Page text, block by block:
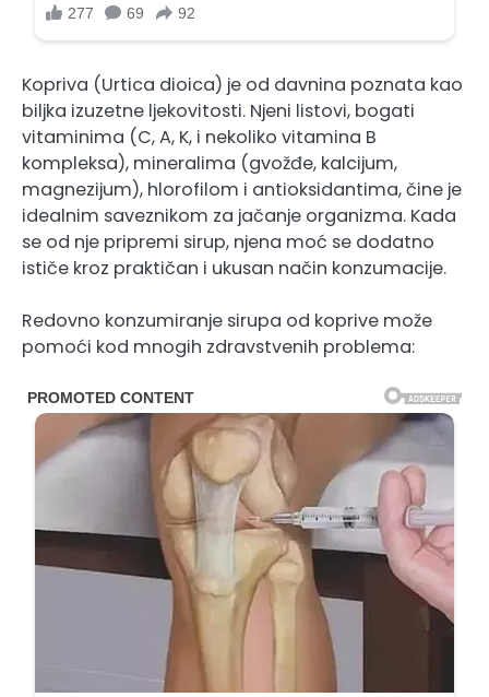
Kopriva (Urtica dioica) je od davnina poznata kao
biljka izuzetne ljekovitosti. Njeni listovi, bogati
vitaminima (C, A, K, i nekoliko vitamina B
kompleksa), mineralima (gvožđe, kalcijum,
magnezijum), hlorofilom i antioksidantima, čine je
idealnim saveznikom za jačanje organizma. Kada
se od nje pripremi sirup, njena moć se dodatno
ističe kroz praktičan i ukusan način konzumacije.
Redovno konzumiranje sirupa od koprive može
pomoći kod mnogih zdravstvenih problema: